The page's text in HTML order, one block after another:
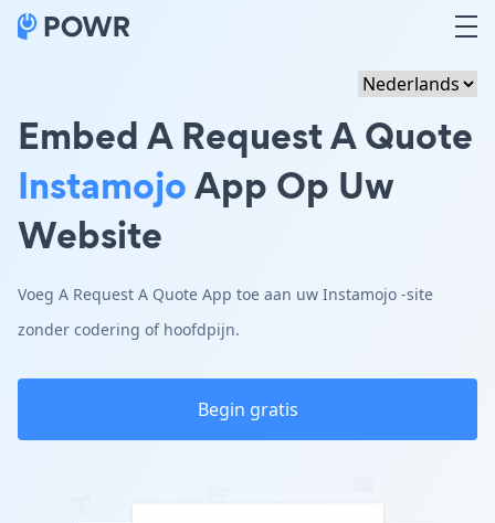
Embed A Request A Quote
InstamojoApp Op Uw
Website
Voeg A Request A Quote App toe aan uw Instamojo -site
zonder codering of hoofdpijn.
Begin gratis